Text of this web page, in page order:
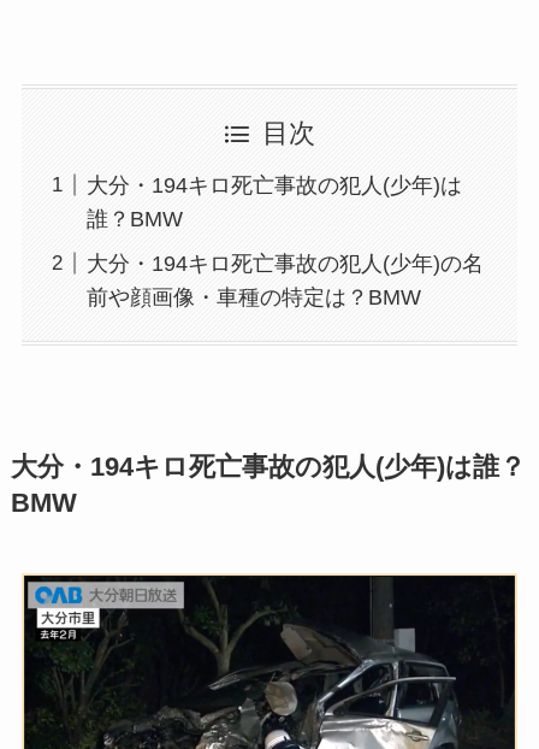
目次
大分・194キロ死亡事故の犯人(少年)は
誰？BMW
大分・194キロ死亡事故の犯人(少年)の名
前や顔画像・車種の特定は？BMW
大分・194キロ死亡事故の犯人(少年)は誰？
BMW